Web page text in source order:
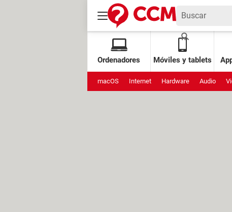
Ordenadores Móviles y tablets
macOS Internet Hardware Audio